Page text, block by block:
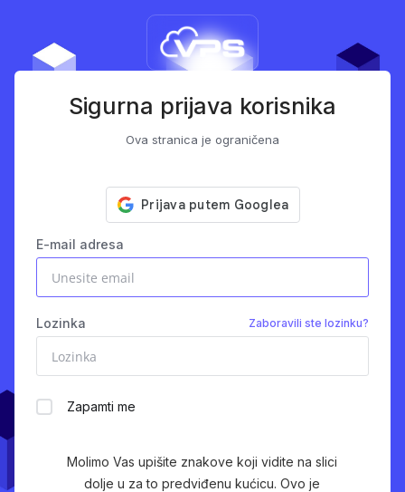
Sigurna prijava korisnika
Ova stranica je ograničena
E-mail adresa
Lozinka Zaboravili ste lozinku?
Zapamti me
Molimo Vas upišite znakove koji vidite na slici
dolje u za to predviđenu kućicu. Ovo je